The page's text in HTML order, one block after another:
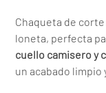
5
original
era:
99,00 €.
Chaqueta de
loneta, perfecta
cuello camisero y
un acabado limpio